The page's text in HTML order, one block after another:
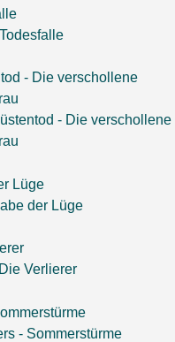
Todesfalle
- Die verschollene
der Lüge
Die Verlierer
- Sommerstürme